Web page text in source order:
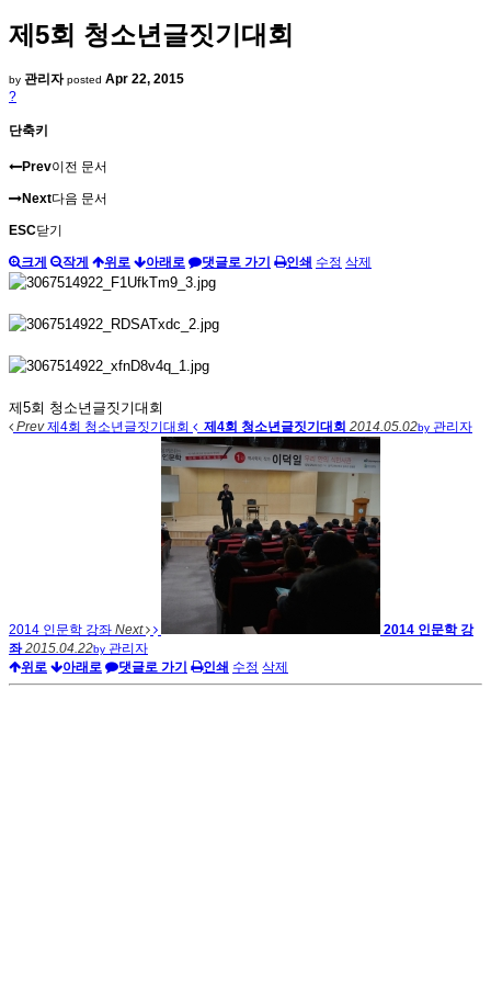
제5회 청소년글짓기대회
by 관리자 posted Apr 22, 2015
?
단축키
Prev이전 문서
Next다음 문서
ESC닫기
크게 작게 위로 아래로 댓글로 가기 인쇄 수정 삭제
제5회 청소년글짓기대회
Prev제4회 청소년글짓기대회 제4회 청소년글짓기대회 2014.05.02by 관리자
2014 인문학 강좌 Next
2014 인문학 강
좌 2015.04.22by 관리자
위로
아래로 댓글로 가기 인쇄 수정 삭제